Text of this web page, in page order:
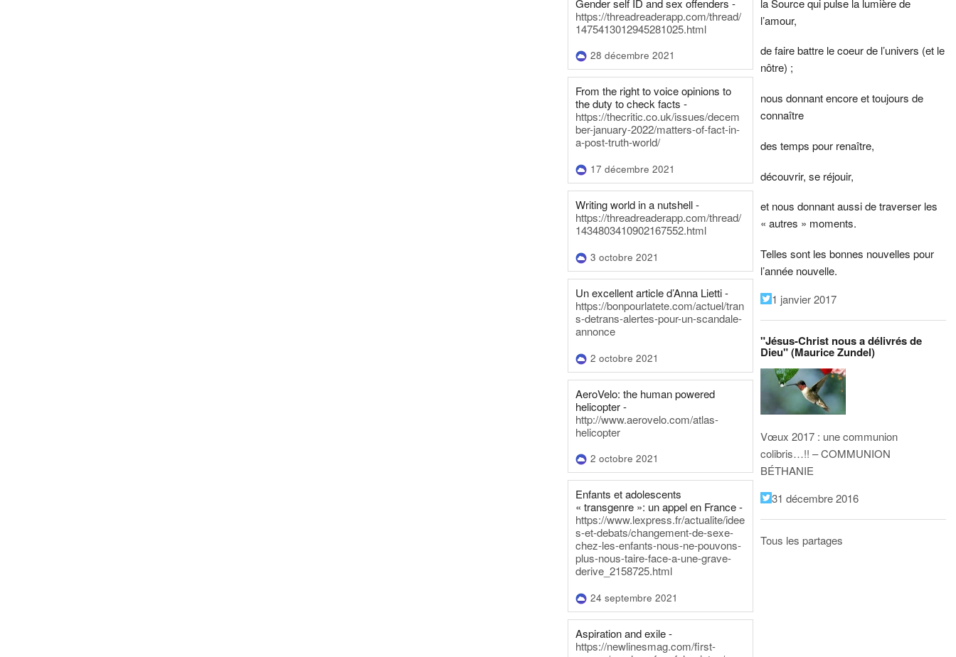
https://threadreaderapp.com/thread/
1475413012945281025.html
28 décembre 2021
From the right to voice opinions to
the duty to check facts -
https://thecritic.co.uk/issues/decem
ber-january-2022/matters-of-fact-in-
a-post-truth-world/
17 décembre 2021
Writing world in a nutshell -
https://threadreaderapp.com/thread/
1434803410902167552.html
3 octobre 2021
Un excellent article d’Anna Lietti -
https://bonpourlatete.com/actuel/tran
s-detrans-alertes-pour-un-scandale-
annonce
2 octobre 2021
AeroVelo: the human powered
helicopter -
http://www.aerovelo.com/atlas-
helicopter
2 octobre 2021
Enfants et adolescents
« transgenre »: un appel en France -
https://www.lexpress.fr/actualite/idee
s-et-debats/changement-de-sexe-
chez-les-enfants-nous-ne-pouvons-
plus-nous-taire-face-a-une-grave-
derive_2158725.html
24 septembre 2021
Aspiration and exile -
https://newlinesmag.com/first-
l’amour,
de faire battre le coeur de l’univers (et le
nôtre) ;
nous donnant encore et toujours de
connaître
des temps pour renaître,
découvrir, se réjouir,
et nous donnant aussi de traverser les
« autres » moments.
Telles sont les bonnes nouvelles pour
l’année nouvelle.
1 janvier 2017
"Jésus-Christ nous a délivrés de
Dieu" (Maurice Zundel)
Vœux 2017 : une communion
colibris…!! – COMMUNION
BÉTHANIE
31 décembre 2016
Tous les partages